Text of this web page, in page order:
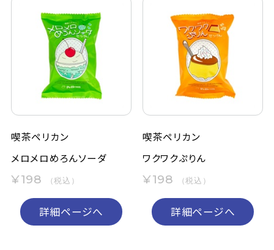
利用規約
喫茶ペリカン
メロメロめろんソーダ
¥198 （税込）
詳細ページへ
喫茶ペリカン
ワクワクぷりん
¥198 （税込）
詳細ページへ